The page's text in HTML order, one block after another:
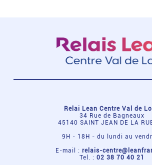
Relai Lean Centre Val de
34 Rue de Bagneaux
45140 SAINT JEAN DE LA
9H - 18H - du lundi au
E-mail : relais-
Tel. : 02 38 70 40 21